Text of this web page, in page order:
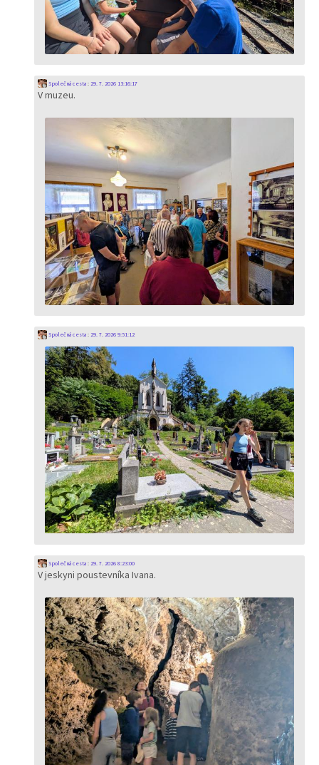
Společná cesta: 29. 7. 2026 13:16:17
V muzeu.
Společná cesta: 29. 7. 2026 9:51:12
Společná cesta: 29. 7. 2026 8:23:00
V jeskyni poustevníka Ivana.